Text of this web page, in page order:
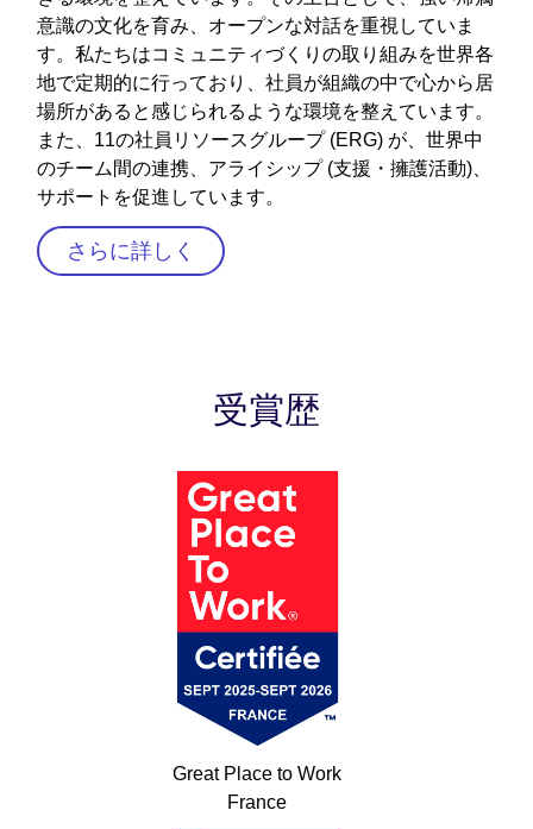
意識の文化を育み、オープンな対話を重視していま
す。私たちはコミュニティづくりの取り組みを世界各
地で定期的に行っており、社員が組織の中で心から居
場所があると感じられるような環境を整えています。
また、11の社員リソースグループ (ERG) が、世界中
のチーム間の連携、アライシップ (支援・擁護活動)、
サポートを促進しています。
さらに詳しく
受賞歴
Great Place to Work
France